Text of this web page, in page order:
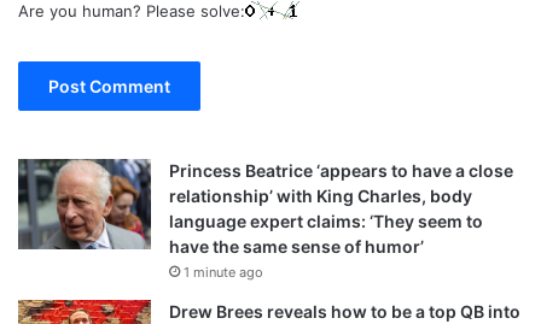
Are you human? Please solve:
Princess Beatrice ‘appears to have a close
relationship’ with King Charles, body
language expert claims: ‘They seem to
have the same sense of humor’
1 minute ago
Drew Brees reveals how to be a top QB into